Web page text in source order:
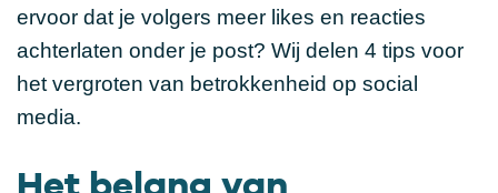
ervoor dat je volgers meer likes en reacties
achterlaten onder je post? Wij delen 4 tips voor
het vergroten van betrokkenheid op social
media.